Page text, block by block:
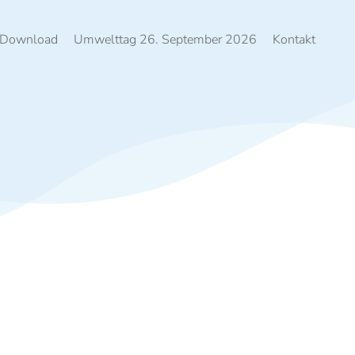
Download Umwelttag 26. September 2026 Kontakt